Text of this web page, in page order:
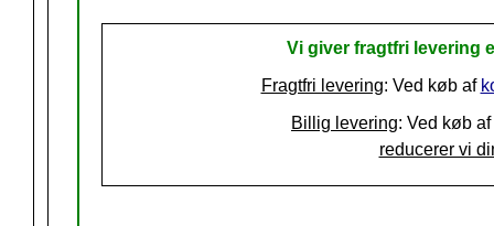
Vi giver fragtfri levering
Fragtfri levering: Ved køb af
Billig levering: Ved køb
reducerer vi